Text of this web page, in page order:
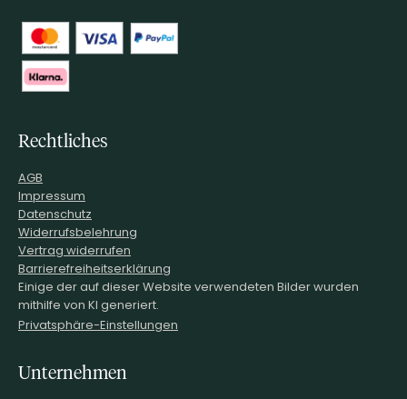
Rechtliches
AGB
Impressum
Datenschutz
Widerrufsbelehrung
Vertrag widerrufen
Barrierefreiheitserklärung
Einige der auf dieser Website verwendeten Bilder wurden
mithilfe von KI generiert.
Privatsphäre-Einstellungen
Unternehmen